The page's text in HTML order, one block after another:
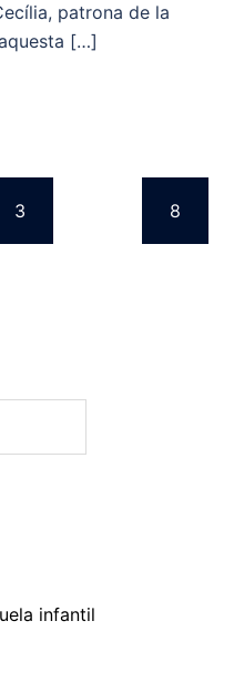
patrona de la
[…]
3 8
infantil